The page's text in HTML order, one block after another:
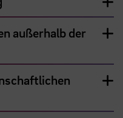
außerhalb der